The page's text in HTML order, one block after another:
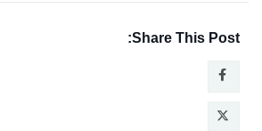
Share This Post: